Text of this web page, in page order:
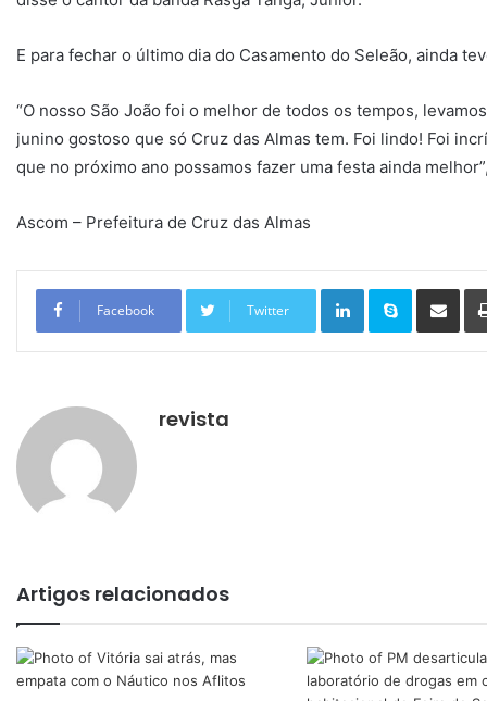
E para fechar o último dia do Casamento do Seleão, ainda
“O nosso São João foi o melhor de todos os tempos,
junino gostoso que só Cruz das Almas tem. Foi lindo! Foi
que no próximo ano possamos fazer uma festa ainda
Ascom – Prefeitura de Cruz das Almas
Facebook Twitter
Linkedin Skype
revista
Artigos relacionados